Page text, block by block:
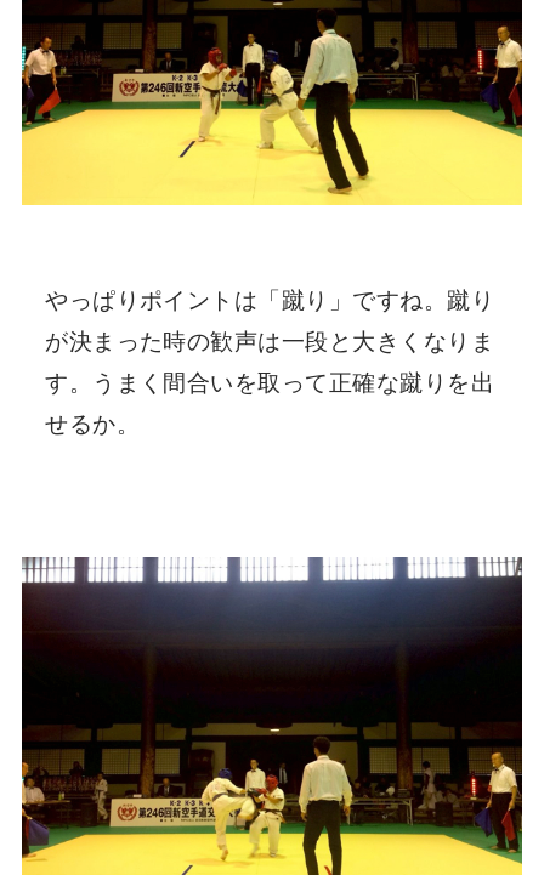
やっぱりポイントは「蹴り」ですね。蹴り
が決まった時の歓声は一段と大きくなりま
す。うまく間合いを取って正確な蹴りを出
せるか。